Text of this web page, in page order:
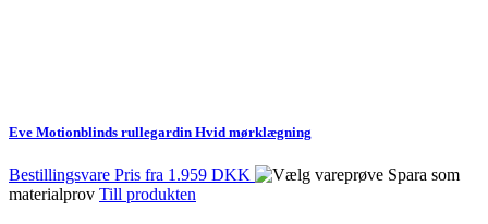
Eve Motionblinds rullegardin Hvid mørklægning
Bestillingsvare Pris fra 1.959 DKK
Spara som
materialprov Till produkten